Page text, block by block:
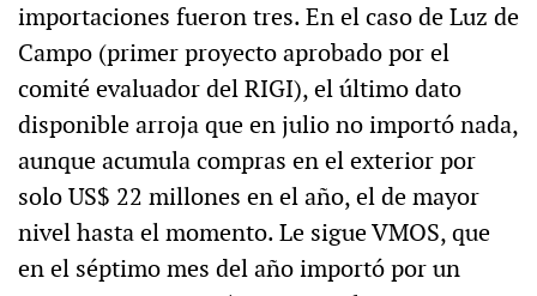
importaciones fueron tres. En el caso de Luz de
Campo (primer proyecto aprobado por el
comité evaluador del RIGI), el último dato
disponible arroja que en julio no importó nada,
aunque acumula compras en el exterior por
solo US$ 22 millones en el año, el de mayor
nivel hasta el momento. Le sigue VMOS, que
en el séptimo mes del año importó por un